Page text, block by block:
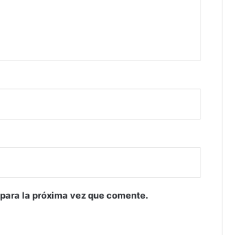
la próxima vez que comente.